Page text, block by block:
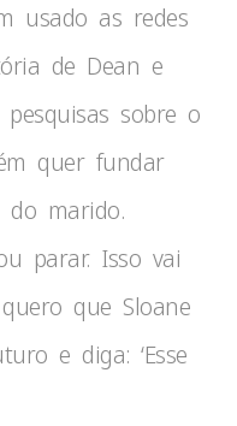
usado as redes
de Dean e
sobre o
quer fundar
marido.
parar. Isso vai
que Sloane
e diga: ‘Esse